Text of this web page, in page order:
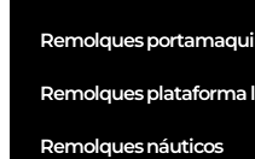
Remolques
Remolques plataforma
Remolques náuticos